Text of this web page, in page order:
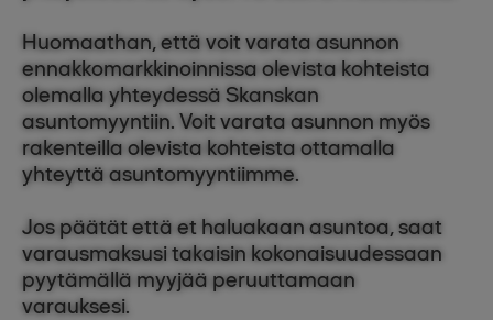
Huomaathan, että voit varata asunnon
ennakkomarkkinoinnissa olevista kohteista
olemalla yhteydessä Skanskan
asuntomyyntiin. Voit varata asunnon myös
rakenteilla olevista kohteista ottamalla
yhteyttä asuntomyyntiimme.
Jos päätät että et haluakaan asuntoa, saat
varausmaksusi takaisin kokonaisuudessaan
pyytämällä myyjää peruuttamaan
varauksesi.